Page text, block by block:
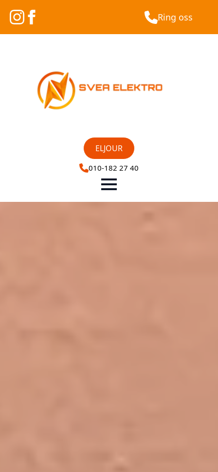
Ring oss
ELJOUR
010-182 27 40